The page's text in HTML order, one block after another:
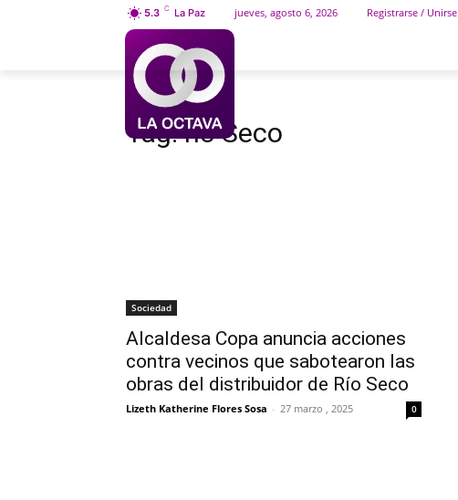
5.3 C La Paz jueves, agosto 6, 2026 Registrarse / Unirse
Etiquetas Río Seco
Tag:río Seco
Sociedad
Alcaldesa Copa anuncia acciones
contra vecinos que sabotearon las
obras del distribuidor de Río Seco
Lizeth Katherine Flores Sosa - 27 marzo , 2025 0